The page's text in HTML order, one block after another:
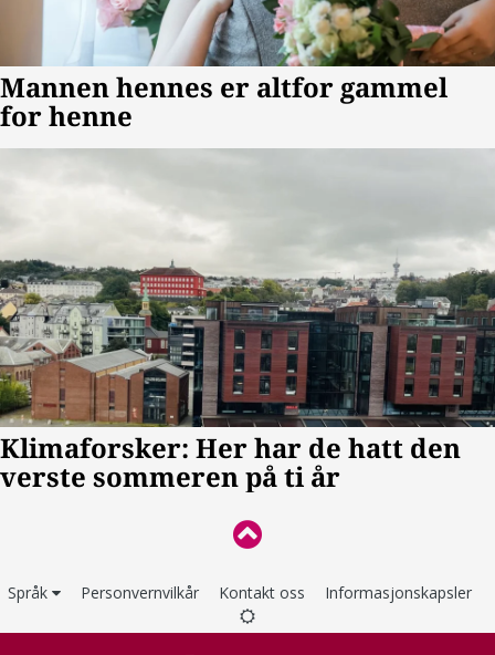
Språk Personvernvilkår Kontakt oss Informasjonskapsler